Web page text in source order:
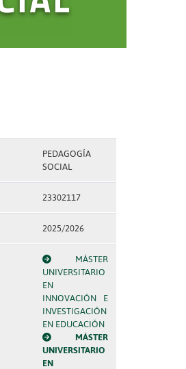
PEDAGOGÍA
SOCIAL
23302117
2025/2026
MÁSTER
UNIVERSITARIO
EN
INNOVACIÓN E
INVESTIGACIÓN
EN EDUCACIÓN
MÁSTER
UNIVERSITARIO
EN